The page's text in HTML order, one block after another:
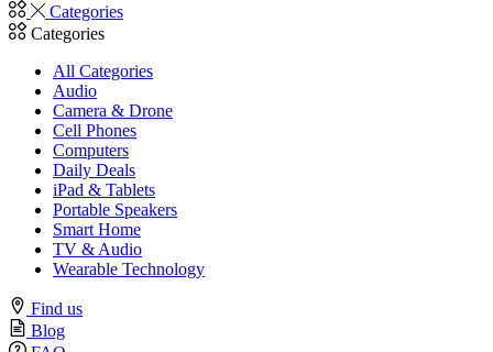
Categories
Categories
All Categories
Audio
Camera & Drone
Cell Phones
Computers
Daily Deals
iPad & Tablets
Portable Speakers
Smart Home
TV & Audio
Wearable Technology
Find us
Blog